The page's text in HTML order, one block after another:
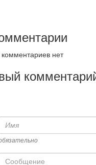
комментариев нет